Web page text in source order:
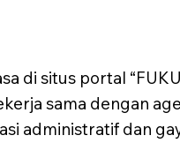
situs portal
sama dengan
administratif dan